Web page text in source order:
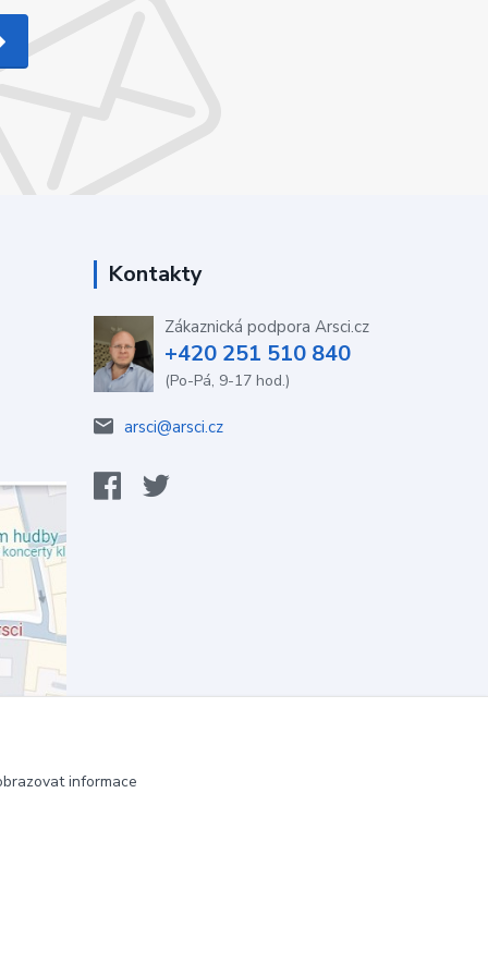
Kontakty
Zákaznická podpora Arsci.cz
+420 251 510 840
(Po-Pá, 9-17 hod.)
arsci@arsci.cz
informace